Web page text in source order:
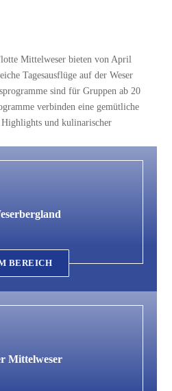
Mittelweser bieten von April
Tagesausflüge auf der Weser
sind für Gruppen ab 20
verbinden eine gemütliche
und kulinarischer
BEREICH
Mittelweser